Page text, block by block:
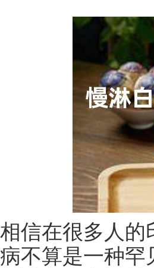
相信在很多人的
病不算是一种罕